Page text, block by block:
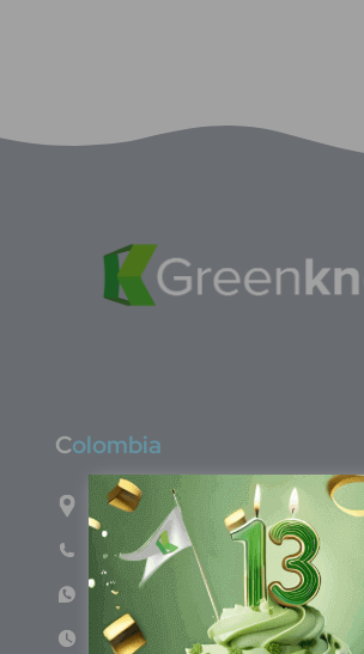
Colombia
Carrera 71G #117-67 INT 3 OFI 701
Teléfono: (601) 522 3869
WhatsApp: +57 317 4651554
Lun - Vie 8:00am - 5:00pm